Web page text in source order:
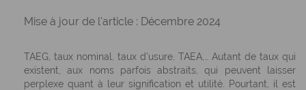
Mise à jour de l'article : Décembre 2024
TAEG, taux nominal, taux d'usure, TAEA,… Autant de taux qui
existent, aux noms parfois abstraits, qui peuvent laisser
perplexe quant à leur signification et utilité. Pourtant, il est